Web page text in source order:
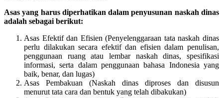
Asas yang harus diperhatikan dalam penyusunan naskah dinas
adalah sebagai berikut:
Asas Efektif dan Efisien (Penyelenggaraan tata naskah dinas
perlu dilakukan secara efektif dan efisien dalam penulisan,
penggunaan ruang atau lembar naskah dinas, spesifikasi
informasi, serta dalam penggunaan bahasa Indonesia yang
baik, benar, dan lugas)
Asas Pembakuan (Naskah dinas diproses dan disusun
menurut tata cara dan bentuk yang telah dibakukan)